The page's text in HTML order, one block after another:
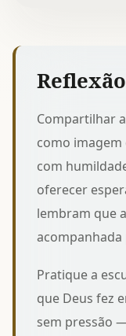
Reflexão
Compartilhar
como
com
oferecer
lembram que
Pratique a
que Deus fez
sem pressão